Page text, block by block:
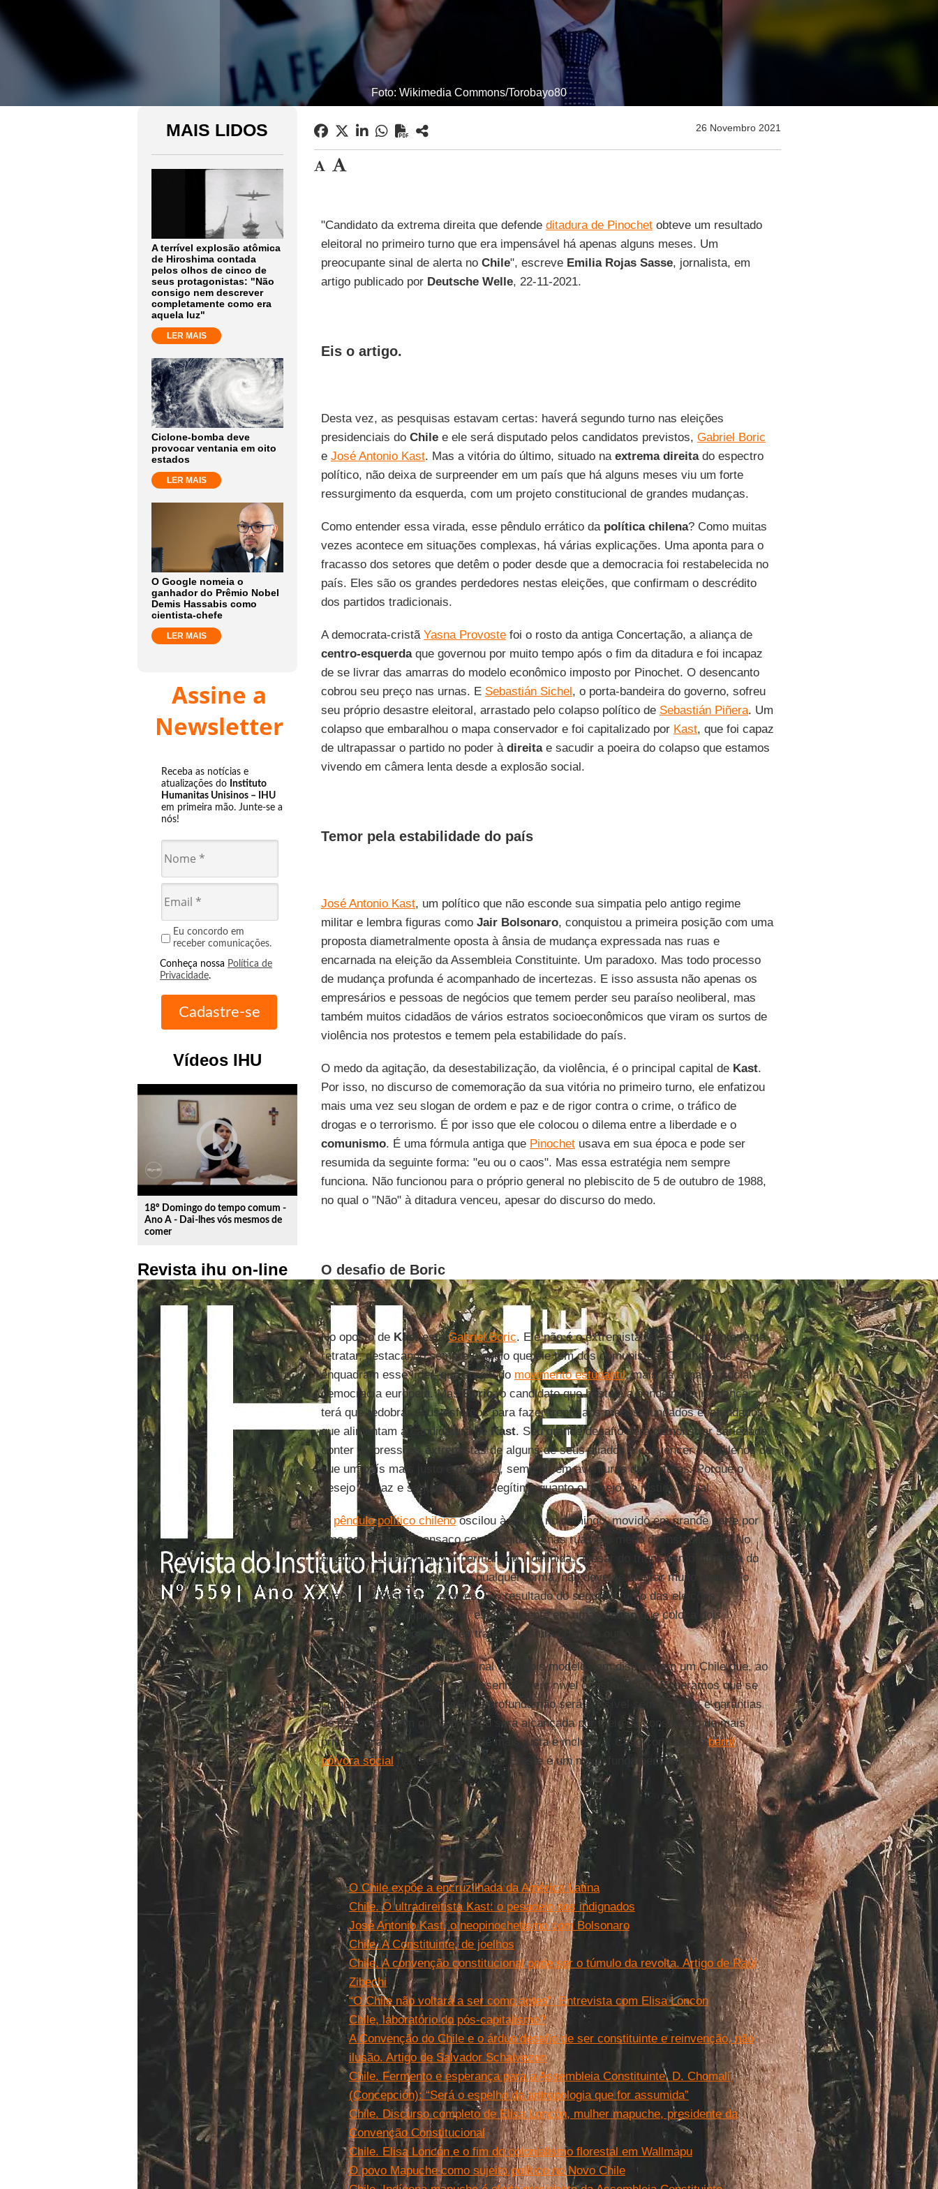
Foto: Wikimedia Commons/Torobayo80
MAIS LIDOS
A terrível explosão atômica
de Hiroshima contada
pelos olhos de cinco de
seus protagonistas: "Não
consigo nem descrever
completamente como era
aquela luz"
LER MAIS
Ciclone-bomba deve
provocar ventania em oito
estados
LER MAIS
O Google nomeia o
ganhador do Prêmio Nobel
Demis Hassabis como
cientista-chefe
LER MAIS
Assine a
Newsletter
Receba as notícias e
atualizações do Instituto
Humanitas Unisinos – IHU
em primeira mão. Junte-se a
nós!
Eu concordo em
receber comunicações.
Conheça nossa Política de
Privacidade.
Vídeos IHU
play_circle_outline
18º Domingo do tempo comum -
Ano A - Dai-lhes vós mesmos de
comer
Revista ihu on-line
26 Novembro 2021
"Candidato da extrema direita que defende ditadura de Pinochetobteve um resultado
eleitoral no primeiro turno que era impensável há apenas alguns meses. Um
preocupante sinal de alerta no Chile", escreve Emilia Rojas Sasse, jornalista, em
artigo publicado por Deutsche Welle, 22-11-2021.
Eis o artigo.
Desta vez, as pesquisas estavam certas: haverá segundo turno nas eleições
presidenciais do Chilee ele será disputado pelos candidatos previstos, Gabriel Boric
e José Antonio Kast. Mas a vitória do último, situado na extrema direitado espectro
político, não deixa de surpreender em um país que há alguns meses viu um forte
ressurgimento da esquerda, com um projeto constitucional de grandes mudanças.
Como entender essa virada, esse pêndulo errático da política chilena? Como muitas
vezes acontece em situações complexas, há várias explicações. Uma aponta para o
fracasso dos setores que detêm o poder desde que a democracia foi restabelecida no
país. Eles são os grandes perdedores nestas eleições, que confirmam o descrédito
dos partidos tradicionais.
A democrata-cristã Yasna Provostefoi o rosto da antiga Concertação, a aliança de
centro-esquerdaque governou por muito tempo após o fim da ditadura e foi incapaz
de se livrar das amarras do modelo econômico imposto por Pinochet. O desencanto
cobrou seu preço nas urnas. E Sebastián Sichel, o porta-bandeira do governo, sofreu
seu próprio desastre eleitoral, arrastado pelo colapso político de Sebastián Piñera. Um
colapso que embaralhou o mapa conservador e foi capitalizado por Kast, que foi capaz
de ultrapassar o partido no poder à direitae sacudir a poeira do colapso que estamos
vivendo em câmera lenta desde a explosão social.
Temor pela estabilidade do país
José Antonio Kast, um político que não esconde sua simpatia pelo antigo regime
militar e lembra figuras como Jair Bolsonaro, conquistou a primeira posição com uma
proposta diametralmente oposta à ânsia de mudança expressada nas ruas e
encarnada na eleição da Assembleia Constituinte. Um paradoxo. Mas todo processo
de mudança profunda é acompanhado de incertezas. E isso assusta não apenas os
empresários e pessoas de negócios que temem perder seu paraíso neoliberal, mas
também muitos cidadãos de vários estratos socioeconômicos que viram os surtos de
violência nos protestos e temem pela estabilidade do país.
O medo da agitação, da desestabilização, da violência, é o principal capital de Kast.
Por isso, no discurso de comemoração da sua vitória no primeiro turno, ele enfatizou
mais uma vez seu slogan de ordem e paz e de rigor contra o crime, o tráfico de
drogas e o terrorismo. É por isso que ele colocou o dilema entre a liberdade e o
comunismo. É uma fórmula antiga que Pinochetusava em sua época e pode ser
resumida da seguinte forma: "eu ou o caos". Mas essa estratégia nem sempre
funciona. Não funcionou para o próprio general no plebiscito de 5 de outubro de 1988,
no qual o "Não" à ditadura venceu, apesar do discurso do medo.
O desafio de Boric
No oposto de KastestáGabriel Boric. Ele não é o extremista que seu oponente tenta
retratar, destacando sempre o apoio que ele tem dos comunistas. Os analistas
enquadram esse líder, que surgiu do movimento estudantil, mais na linha da social-
democracia europeia. MasBoric, o candidato que hasteia a bandeira da mudança,
terá que redobrar seus esforços para fazer frente aos medos, fundados e infundados,
que alimentam a candidatura de Kast. Seu grande desafio será demonstrar seriedade,
conter as pressões extremistas de alguns de seus aliados e convencer os chilenos de
que um país mais justo é possível, sem cair em aventuras de rupturas. Porque o
desejo de paz e segurança é tão legítimo quanto o desejo de justiça social.
O pêndulo político chilenooscilou à direita no domingo, movido em grande parte por
uma sensação de cansaço com a agitação nas ruas e o medo da instabilidade. No
entanto, a corrida eleitoral permanece indefinida, apesar do triunfalismo direitista do
momento. A direita liberal, de qualquer forma, não deve se alegrar muito, porque o
avanço deKastnão é o deles. E o resultado do segundo turno das eleições
presidenciais é imprevisível, especialmente em uma cenário que coloca dois
candidatos fora dos cânones tradicionais um contra o outro.
BoriceKastentram na reta final com dois modelos em disputa, em um Chile que, ao
mesmo tempo, está sendo redesenhado em nível constitucional. Esperamos que se
compreenda que uma mudança profunda não será possível sem acordos e garantias
de paz, e também que a paz não será alcançada por meio da construção de mais
prisões, mas por uma sociedade mais justa e inclusiva. Caso contrário, obarril
pólvora social não será desativado. E este é um medo fundamentado.
Leia mais
O Chile expõe a encruzilhada da América Latina
Chile. O ultradireitista Kast: o pesadelo dos indignados
José Antonio Kast, o neopinochetismo com Bolsonaro
Chile. A Constituinte, de joelhos
Chile. A convenção constitucional pode ser o túmulo da revolta. Artigo de Raúl
Zibechi
“O Chile não voltará a ser como antes”. Entrevista com Elisa Loncon
Chile, laboratório do pós-capitalismo?
A Convenção do Chile e o árduo desafio de ser constituinte e reinvenção, não
ilusão. Artigo de Salvador Schalvezon
Chile. Fermento e esperança para a Assembleia Constituinte. D. Chomali
(Concepción): “Será o espelho da antropologia que for assumida”
Chile. Discurso completo de Elisa Loncón, mulher mapuche, presidente da
Convenção Constitucional
Chile. Elisa Loncón e o fim do colonialismo florestal em Wallmapu
O povo Mapuche como sujeito político no Novo Chile